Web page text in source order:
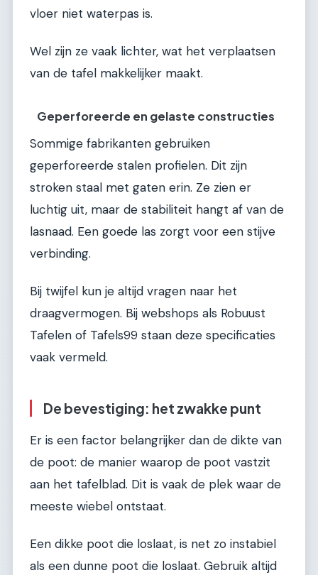
vloer niet waterpas is.
Wel zijn ze vaak lichter, wat het verplaatsen
van de tafel makkelijker maakt.
Geperforeerde en gelaste constructies
Sommige fabrikanten gebruiken
geperforeerde stalen profielen. Dit zijn
stroken staal met gaten erin. Ze zien er
luchtig uit, maar de stabiliteit hangt af van de
lasnaad. Een goede las zorgt voor een stijve
verbinding.
Bij twijfel kun je altijd vragen naar het
draagvermogen. Bij webshops als Robuust
Tafelen of Tafels99 staan deze specificaties
vaak vermeld.
De bevestiging: het zwakke punt
Er is een factor belangrijker dan de dikte van
de poot: de manier waarop de poot vastzit
aan het tafelblad. Dit is vaak de plek waar de
meeste wiebel ontstaat.
Een dikke poot die loslaat, is net zo instabiel
als een dunne poot die loslaat. Gebruik altijd